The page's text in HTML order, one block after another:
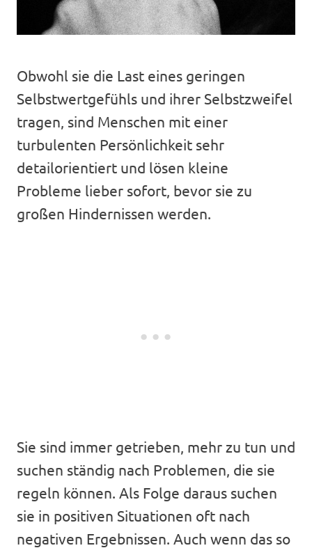
Obwohl sie die Last eines geringen
Selbstwertgefühls und ihrer Selbstzweifel
tragen, sind Menschen mit einer
turbulenten Persönlichkeit sehr
detailorientiert und lösen kleine
Probleme lieber sofort, bevor sie zu
großen Hindernissen werden.
Sie sind immer getrieben, mehr zu tun und
suchen ständig nach Problemen, die sie
regeln können. Als Folge daraus suchen
sie in positiven Situationen oft nach
negativen Ergebnissen. Auch wenn das so